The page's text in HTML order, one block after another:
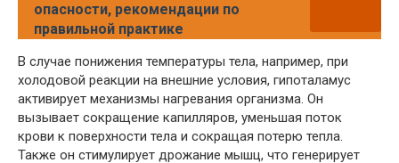
опасности, рекомендации по
правильной практике
В случае понижения температуры тела, например, при
холодовой реакции на внешние условия, гипоталамус
активирует механизмы нагревания организма. Он
вызывает сокращение капилляров, уменьшая поток
крови к поверхности тела и сокращая потерю тепла.
Также он стимулирует дрожание мышц, что генерирует